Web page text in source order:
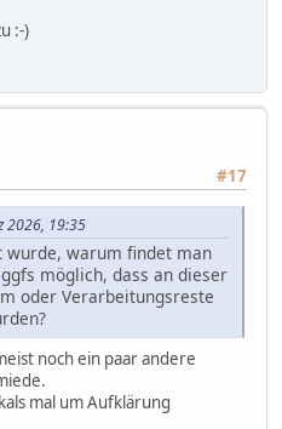
:-)
#17
2026, 19:35
wurde, warum findet man
möglich, dass an dieser
oder Verarbeitungsreste
noch ein paar andere
mal um Aufklärung